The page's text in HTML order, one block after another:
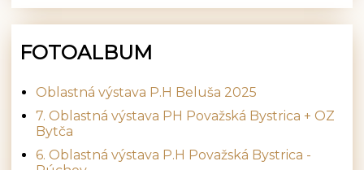
FOTOALBUM
Oblastná výstava P.H Beluša 2025
7. Oblastná výstava PH Považská Bystrica + OZ
Bytča
6. Oblastná výstava P.H Považská Bystrica -